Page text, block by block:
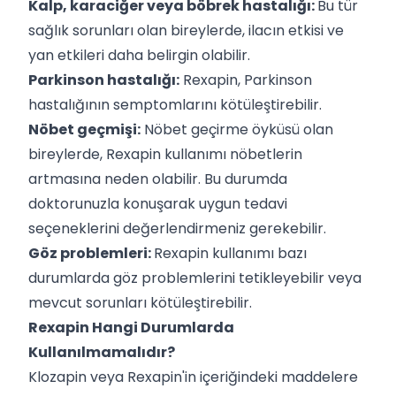
Kalp, karaciğer veya böbrek hastalığı:Bu tür
sağlık sorunları olan bireylerde, ilacın etkisi ve
yan etkileri daha belirgin olabilir.
Parkinson hastalığı: Rexapin, Parkinson
hastalığının semptomlarını kötüleştirebilir.
Nöbet geçmişi: Nöbet geçirme öyküsü olan
bireylerde, Rexapin kullanımı nöbetlerin
artmasına neden olabilir. Bu durumda
doktorunuzla konuşarak uygun tedavi
seçeneklerini değerlendirmeniz gerekebilir.
Göz problemleri:Rexapin kullanımı bazı
durumlarda göz problemlerini tetikleyebilir veya
mevcut sorunları kötüleştirebilir.
Rexapin Hangi Durumlarda
Kullanılmamalıdır?
Klozapin veya Rexapin'in içeriğindeki maddelere